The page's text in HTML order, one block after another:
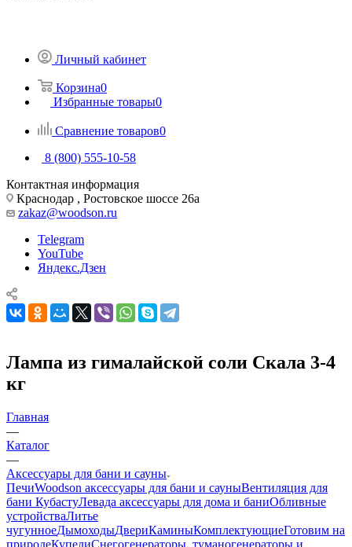
Личный кабинет
Корзина0
Избранные товары0
Сравнение товаров0
8 (800) 555-10-58
Контактная информация
Краснодар , Ростовское шоссе 26а
zakaz@woodson.ru
Telegram
YouTube
Яндекс.Дзен
Лампа из гималайской соли Скала 3-4
кг
Главная
—
Каталог
—
Аксессуары для бани и сауны
ПечиWoodson аксессуары для бани и сауныВентиляция для
бани КубастуЛевада аксессуары для дома и баниОбливные
устройстваЛитье
чугунноеДымоходыДвериКаминыКомплектующиеГотовим на
природеКупелиСнегогенераторы, туманогенераторы и